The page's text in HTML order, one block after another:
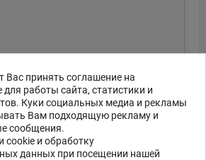
Вас принять соглашение на
для работы сайта, статистики и
Куки социальных медиа и рекламы
Вам подходящую рекламу и
сообщения.
cookie и обработку
данных при посещении нашей